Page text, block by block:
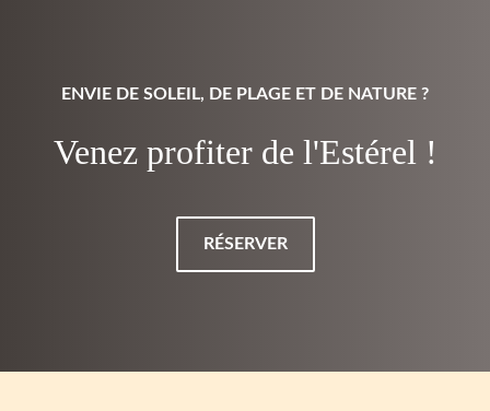
ENVIE DE SOLEIL, DE PLAGE ET DE NATURE ?
Venez profiter de l'Estérel !
RÉSERVER